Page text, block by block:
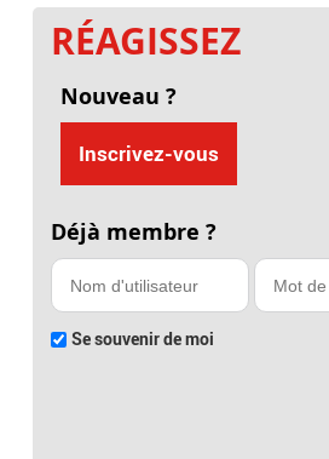
RÉAGISSEZ
Nouveau ?
Inscrivez-vous
Déjà membre ?
Se souvenir de moi